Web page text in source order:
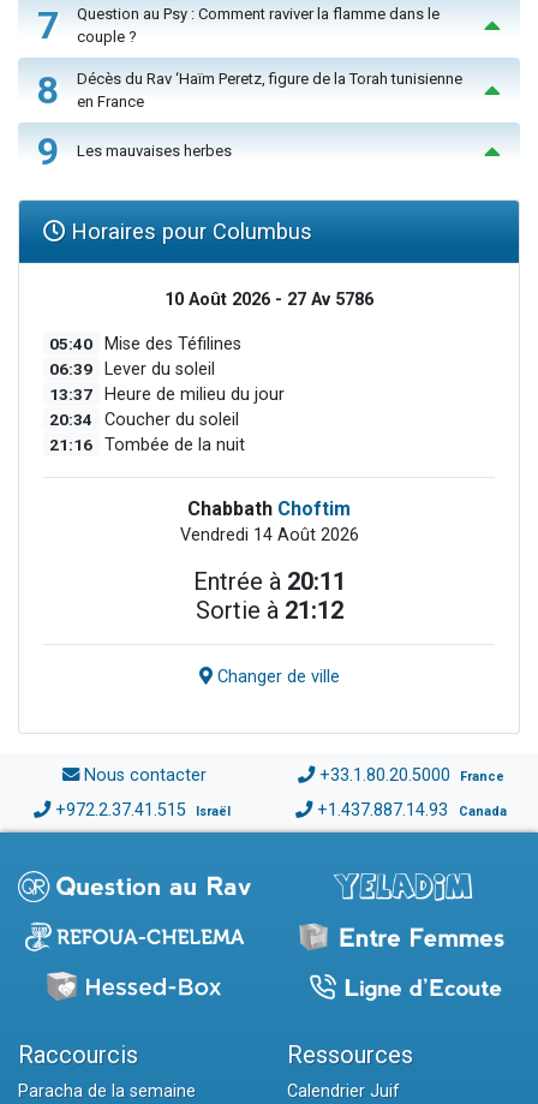
7
Question au Psy : Comment raviver la flamme dans le
couple ?
8
Décès du Rav ‘Haïm Peretz, figure de la Torah tunisienne
en France
9 Les mauvaises herbes
Horaires pour Columbus
10 Août 2026 - 27 Av 5786
05:40 Mise des Téfilines
06:39 Lever du soleil
13:37 Heure de milieu du jour
20:34 Coucher du soleil
21:16 Tombée de la nuit
Chabbath Choftim
Vendredi 14 Août 2026
Entrée à 20:11
Sortie à 21:12
Changer de ville
Nous contacter +33.1.80.20.5000 France
+972.2.37.41.515 Israël +1.437.887.14.93 Canada
Raccourcis
Paracha de la semaine
Ressources
Calendrier Juif